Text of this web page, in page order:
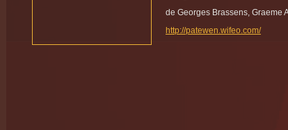
de Georges Brassens, Graeme
http://patewen.wifeo.com/